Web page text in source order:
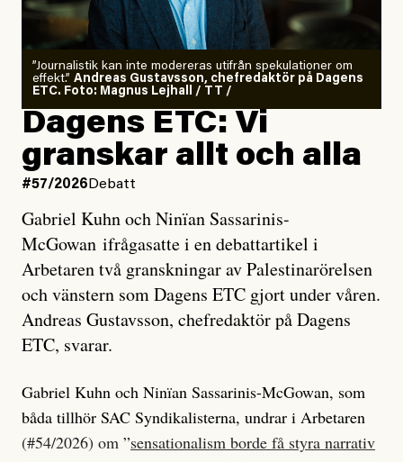
”Journalistik kan inte modereras utifrån spekulationer om
effekt.” Andreas Gustavsson, chefredaktör på Dagens
ETC. Foto: Magnus Lejhall / TT /
Dagens ETC: Vi
granskar allt och alla
#57/2026 Debatt
Gabriel Kuhn och Ninïan Sassarinis-
McGowan ifrågasatte i en debattartikel i
Arbetaren två granskningar av Palestinarörelsen
och vänstern som Dagens ETC gjort under våren.
Andreas Gustavsson, chefredaktör på Dagens
ETC, svarar.
Gabriel Kuhn och Ninïan Sassarinis-McGowan, som
båda tillhör SAC Syndikalisterna, undrar i Arbetaren
(#54/2026) om ”sensationalism borde få styra narrativ